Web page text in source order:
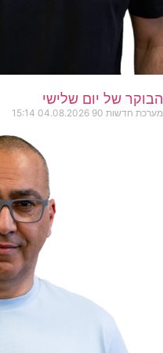
הבוקר של יום שלישי
מערכת חדשות 90 04.08.2026
15:14